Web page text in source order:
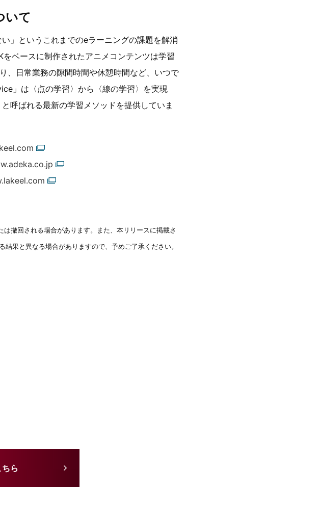
いて
」というこれまでのeラーニングの課題を解消
ベースに制作されたアニメコンテンツは学習
、日常業務の隙間時間や休憩時間など、いつで
」は〈点の学習〉から〈線の学習〉を実現
呼ばれる最新の学習メソッドを提供していま
撤回される場合があります。また、本リリースに掲載さ
果と異なる場合がありますので、予めご了承ください。
ら